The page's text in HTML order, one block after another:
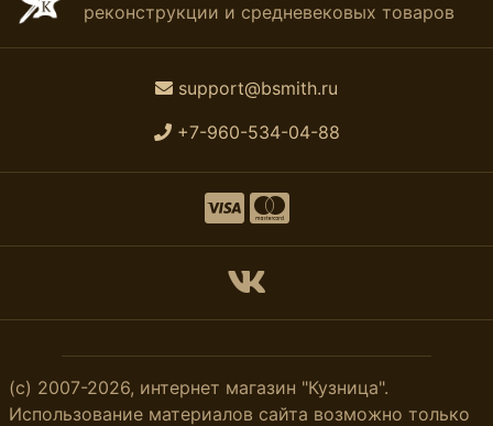
реконструкции и средневековых товаров
support@bsmith.ru
+7-960-534-04-88
(с) 2007-2026, интернет магазин "Кузница".
Использование материалов сайта возможно только